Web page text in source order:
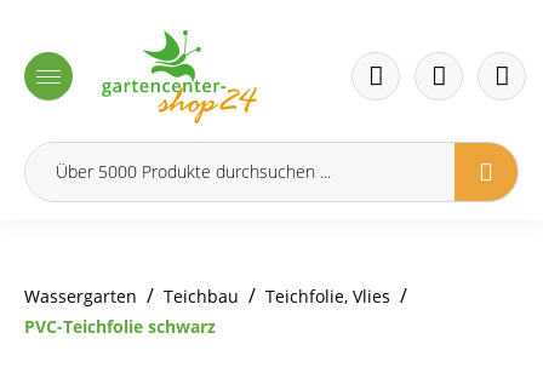
Wassergarten / Teichbau / Teichfolie, Vlies /
PVC-Teichfolie schwarz